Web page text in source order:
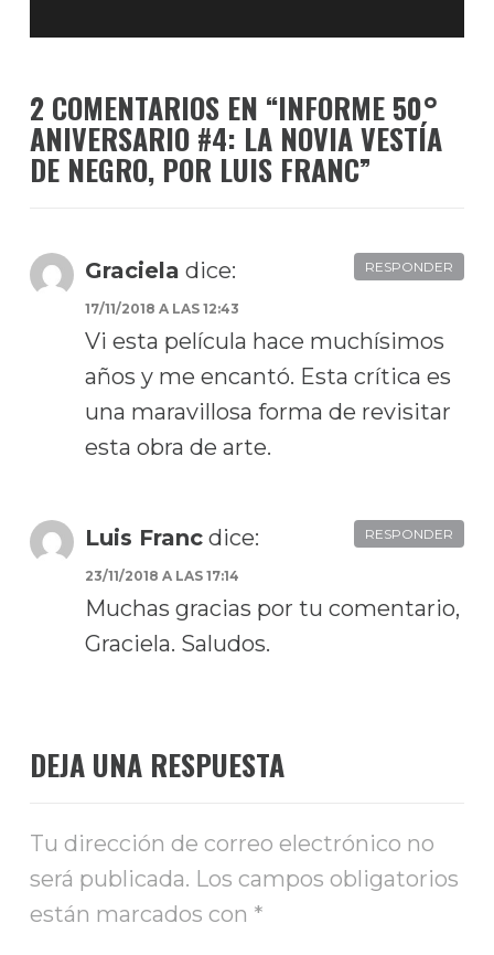
2 COMENTARIOS EN “INFORME 50°
ANIVERSARIO #4: LA NOVIA VESTÍA
DE NEGRO, POR LUIS FRANC”
Graciela dice:
17/11/2018 A LAS 12:43
Vi esta película hace muchísimos
años y me encantó. Esta crítica es
una maravillosa forma de revisitar
esta obra de arte.
RESPONDER
Luis Franc dice:
23/11/2018 A LAS 17:14
Muchas gracias por tu comentario,
Graciela. Saludos.
RESPONDER
DEJA UNA RESPUESTA
Tu dirección de correo electrónico no
será publicada. Los campos obligatorios
están marcados con *